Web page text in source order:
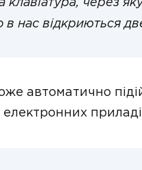
клавіатура, через
нас відкриються
автоматично